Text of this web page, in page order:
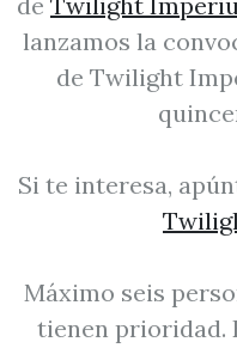
lanzamos la
de Twilight
Si te interesa,
Máximo seis
tienen prioridad.